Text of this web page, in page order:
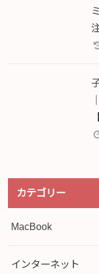
カテゴリー
MacBook
インターネット